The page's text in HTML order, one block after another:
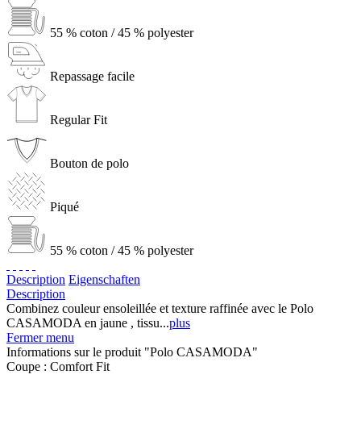
55 % coton / 45 % polyester
Repassage facile
Regular Fit
Bouton de polo
Piqué
55 % coton / 45 % polyester
Description Eigenschaften
Description
Combinez couleur ensoleillée et texture raffinée avec le Polo
CASAMODA en jaune , tissu...plus
Fermer menu
Informations sur le produit "Polo CASAMODA"
Coupe : Comfort Fit